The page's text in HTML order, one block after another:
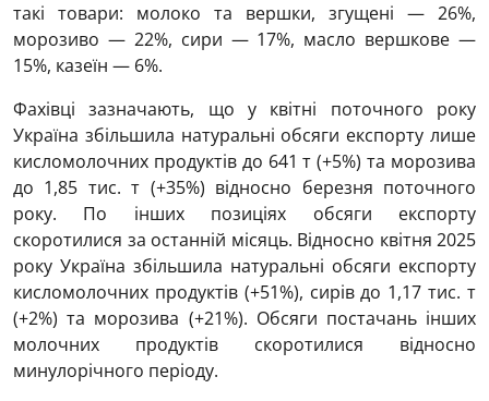
такі товари: молоко та вершки, згущені — 26%,
морозиво — 22%, сири — 17%, масло вершкове —
15%, казеїн — 6%.
Фахівці зазначають, що у квітні поточного року
Україна збільшила натуральні обсяги експорту лише
кисломолочних продуктів до 641 т (+5%) та морозива
до 1,85 тис. т (+35%) відносно березня поточного
року. По інших позиціях обсяги експорту
скоротилися за останній місяць. Відносно квітня 2025
року Україна збільшила натуральні обсяги експорту
кисломолочних продуктів (+51%), сирів до 1,17 тис. т
(+2%) та морозива (+21%). Обсяги постачань інших
молочних продуктів скоротилися відносно
минулорічного періоду.